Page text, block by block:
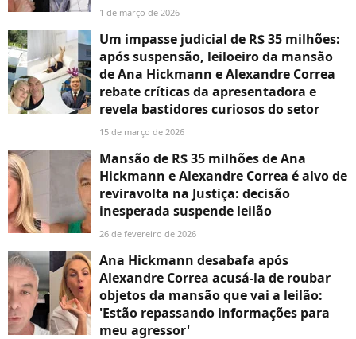
1 de março de 2026
Um impasse judicial de R$ 35 milhões:
após suspensão, leiloeiro da mansão
de Ana Hickmann e Alexandre Correa
rebate críticas da apresentadora e
revela bastidores curiosos do setor
15 de março de 2026
Mansão de R$ 35 milhões de Ana
Hickmann e Alexandre Correa é alvo de
reviravolta na Justiça: decisão
inesperada suspende leilão
26 de fevereiro de 2026
Ana Hickmann desabafa após
Alexandre Correa acusá-la de roubar
objetos da mansão que vai a leilão:
'Estão repassando informações para
meu agressor'